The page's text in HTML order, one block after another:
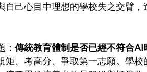
己心目中理想的學校失之交臂，
：傳統教育體制是否已經不符合AI
、考高分、爭取第一志願。學校